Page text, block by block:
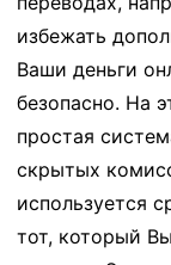
избежать
Ваши деньги
безопасно. На
простая
скрытых
используется
тот, который